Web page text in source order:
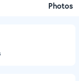
Photos